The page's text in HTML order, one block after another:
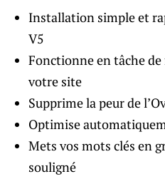
Installation simple et
V5
Fonctionne en tâche
votre site
Supprime la peur de
Optimise
Mets vos mots clés en
souligné